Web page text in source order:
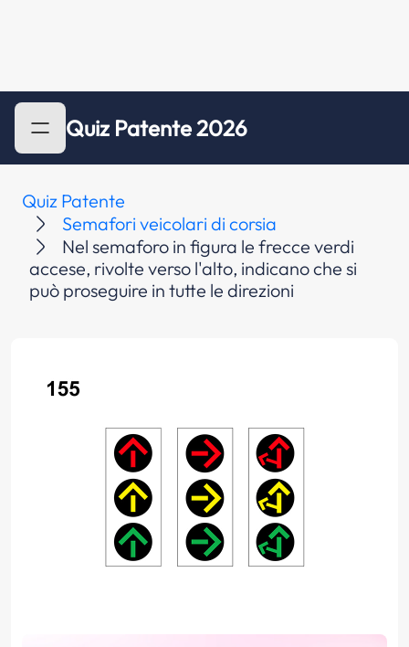
Quiz Patente 2026
Quiz Patente
Semafori veicolari di corsia
Nel semaforo in figura le frecce verdi
accese, rivolte verso l'alto, indicano che si
può proseguire in tutte le direzioni